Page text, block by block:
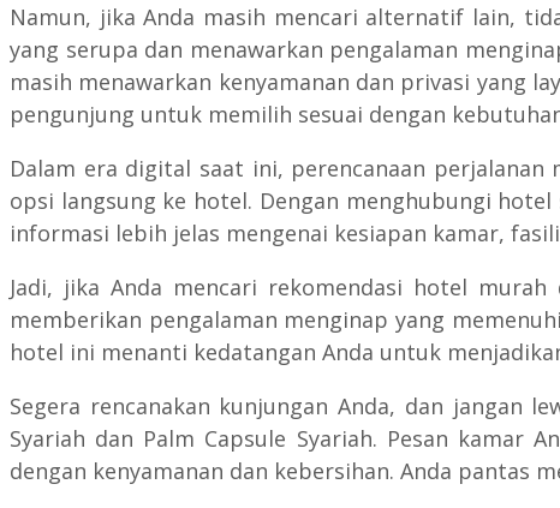
Namun, jika Anda masih mencari alternatif lain,
yang serupa dan menawarkan pengalaman
masih menawarkan kenyamanan dan privasi yang
pengunjung untuk memilih sesuai dengan
Dalam era digital saat ini, perencanaan
opsi langsung ke hotel. Dengan menghubungi
informasi lebih jelas mengenai kesiapan kamar,
Jadi, jika Anda mencari rekomendasi hotel
memberikan pengalaman menginap yang
hotel ini menanti kedatangan Anda untuk
Segera rencanakan kunjungan Anda, dan jangan
Syariah dan Palm Capsule Syariah. Pesan
dengan kenyamanan dan kebersihan. Anda pantas